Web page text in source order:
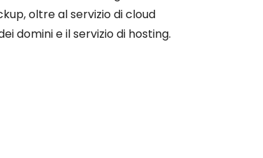
oltre al servizio di cloud
domini e il servizio di hosting.